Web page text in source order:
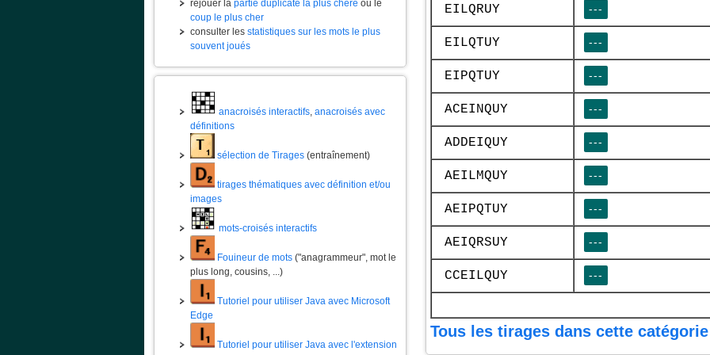
rejouer la partie duplicate la plus chère ou le
coup le plus cher
consulter les statistiques sur les mots le plus
souvent joués
anacroisés interactifs, anacroisés avec
définitions
sélection de Tirages (entraînement)
tirages thématiques avec définition et/ou
images
mots-croisés interactifs
Fouineur de mots ("anagrammeur", mot le
plus long, cousins, ...)
Tutoriel pour utiliser Java avec Microsoft
Edge
Tutoriel pour utiliser Java avec l'extension
EILQRUY ---
EILQTUY ---
EIPQTUY ---
ACEINQUY ---
ADDEIQUY ---
AEILMQUY ---
AEIPQTUY ---
AEIQRSUY ---
CCEILQUY ---
Tous les tirages dans cette catégorie